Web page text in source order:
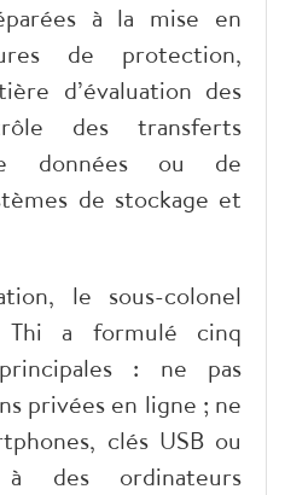
à la mise en
de protection,
d’évaluation des
des transferts
données ou de
de stockage et
le sous-colonel
a formulé cinq
: ne pas
privées en ligne ; ne
clés USB ou
des ordinateurs